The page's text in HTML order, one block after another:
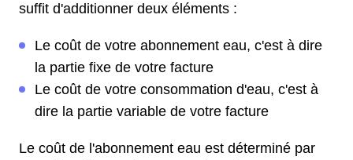
suffit d'additionner deux éléments :
Le coût de votre abonnement eau, c'est à dire
la partie fixe de votre facture
Le coût de votre consommation d'eau, c'est à
dire la partie variable de votre facture
Le coût de l'abonnement eau est déterminé par